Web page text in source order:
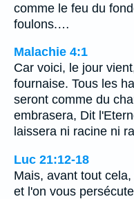
comme le feu du
foulons.…
Malachie 4:1
Car voici, le jour
fournaise. Tous les
seront comme du
embrasera, Dit
laissera ni racine ni
Luc 21:12-18
Mais, avant tout
et l'on vous